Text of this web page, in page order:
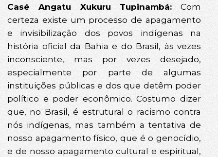
Casé Angatu Xukuru Tupinambá: Com
certeza existe um processo de apagamento
e invisibilização dos povos indígenas na
história oficial da Bahia e do Brasil, às vezes
inconsciente, mas por vezes desejado,
especialmente por parte de algumas
instituições públicas e dos que detêm poder
político e poder econômico. Costumo dizer
que, no Brasil, é estrutural o racismo contra
nós indígenas, mas também a tentativa de
nosso apagamento físico, que é o genocídio,
e de nosso apagamento cultural e espiritual,